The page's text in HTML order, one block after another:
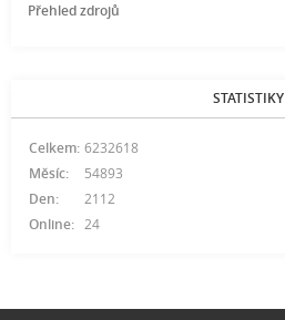
Přehled zdrojů
STATISTIKY
Online: 24
Celkem: 6232618
Měsíc:
54893
Den:
2112